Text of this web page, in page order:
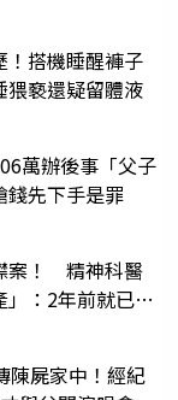
！搭機睡醒褲子
褻還疑留體液
萬辦後事「父子
先下手是罪
案！ 精神科醫
：2年前就已言
陳屍家中！經紀